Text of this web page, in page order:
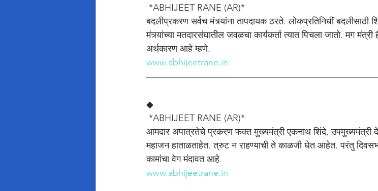
*ABHIJEET RANE (AR)*
बदलीप्रकरण सर्वच मंत्र्यांना तापदायक ठरते. लोकप्रतिनिधीं
मंत्र्यांच्या मतदारसंघातील जवळचा कार्यकर्ता त्यात पिचला जातो. मग
अर्थकारण आहे म्हणे.
www.abhijeetrane.in
◆
*ABHIJEET RANE (AR)*
आमदार अपात्रतेचे प्रकरण फक्त मुख्यमंत्री एकनाथ शिंदे, उपमुख्यमंत्री
महाजन हाताळताहेत. त्रुट न राहण्याची ते काळजी घेत आहेत. परंतु
कामांचा वेग मंदावत आहे.
www.abhijeetrane.in